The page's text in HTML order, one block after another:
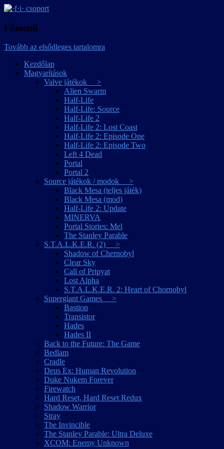
·f·i· csoport
Főmenü
Tovább az elsődleges tartalomra
Kezdőlap
Magyarítások
Valve játékok >
Alien Swarm
Half-Life
Half-Life: Source
Half-Life 2
Half-Life 2: Lost Coast
Half-Life 2: Episode One
Half-Life 2: Episode Two
Left 4 Dead
Portal
Portal 2
Source játékok / modok >
Black Mesa (teljes játék)
Black Mesa (mod)
Half-Life 2: Update
MINERVA
Portal Stories: Mel
The Stanley Parable
S.T.A.L.K.E.R. (2) >
Shadow of Chernobyl
Clear Sky
Call of Pripyat
Lost Alpha
S.T.A.L.K.E.R. 2: Heart of Chornobyl
Supergiant Games >
Bastion
Transistor
Hades
Hades II
Back to the Future: The Game
Bedlam
Cradle
Deus Ex: Human Revolution
Duke Nukem Forever
Firewatch
Hard Reset, Hard Reset Redux
Shadow Warrior
Stray
The Invincible
The Stanley Parable: Ultra Deluxe
XCOM: Enemy Unknown